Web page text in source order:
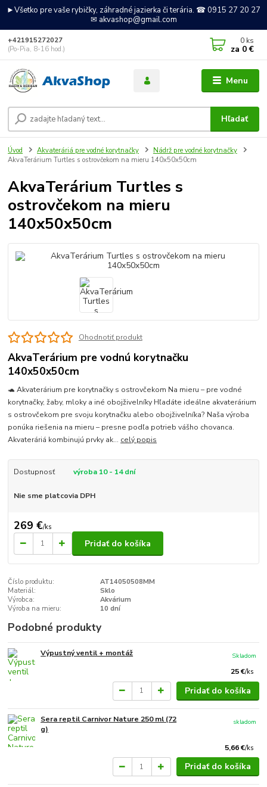
►Všetko pre vaše rybičky, záhradné jazierka či terária. ☎ 0915 27 20 27
✉ akvashop@gmail.com
Menu
Hľadať
+421915272027
(Po-Pia, 8-16 hod.)
0 ks
za 0 €
Úvod Akvateráriá pre vodné korytnačky
Nádrž pre vodné korytnačky
AkvaTerárium Turtles s ostrovčekom na mieru 140x50x50cm
AkvaTerárium Turtles s
ostrovčekom na mieru
140x50x50cm
Ohodnotiť produkt
AkvaTerárium pre vodnú korytnačku
140x50x50cm
🐢 Akvaterárium pre korytnačky s ostrovčekom Na mieru – pre vodné
korytnačky, žaby, mloky a iné obojživelníky Hľadáte ideálne akvaterárium
s ostrovčekom pre svoju korytnačku alebo obojživelníka? Naša výroba
ponúka riešenia na mieru – presne podľa potrieb vášho chovanca.
Akvateráriá kombinujú prvky ak... celý popis
Dostupnosť výroba 10 - 14 dní
Nie sme platcovia DPH
269 €/ks
Pridať do košíka
Číslo produktu:
AT14050508MM
Materiál:
Sklo
Výrobca:
Akvárium
Výroba na mieru:
10 dní
Podobné produkty
Výpustný ventil + montáž
25 €/ks
Skladom
Pridať do košíka
Sera reptil Carnivor Nature 250 ml (72
g)
5,66 €/ks
skladom
Pridať do košíka